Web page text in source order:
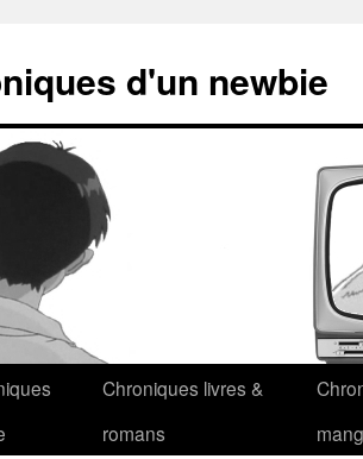
d'un newbie
Chroniques livres &
romans